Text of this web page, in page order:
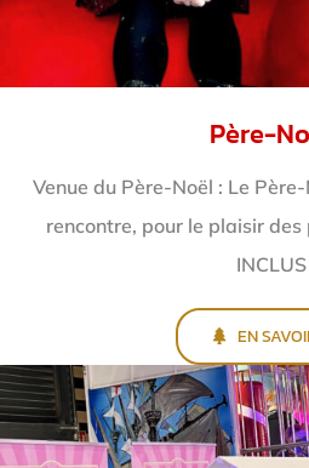
Père-
Venue du Père-Noël : Le
rencontre, pour le plaisir
INCLUS
EN